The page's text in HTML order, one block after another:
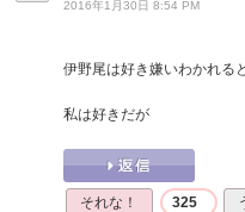
2016年1月30日 8:54 PM
伊野尾は好き嫌いわかれる
私は好きだが
それな！ 325